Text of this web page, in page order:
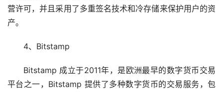
营许可，并且采用了多重签名技术和冷存储来保护用户的资
产。
4、Bitstamp
Bitstamp 成立于2011年，是欧洲最早的数字货币交易
平台之一，Bitstamp 提供了多种数字货币的交易服务，包